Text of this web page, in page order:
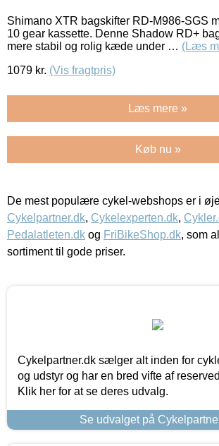
Shimano XTR bagskifter RD-M986-SGS
10 gear kassette. Denne Shadow RD+
mere stabil og rolig kæde under … (Læs
1079 kr. (Vis fragtpris)
Læs mere »
Køb nu »
De mest populære cykel-webshops er i
Cykelpartner.dk, Cykelexperten.dk,
Pedalatleten.dk og FriBikeShop.dk, som
sortiment til gode priser.
Cykelpartner.dk sælger alt inden for
og udstyr og har en bred vifte af
Klik her for at se deres udvalg.
Se udvalget på